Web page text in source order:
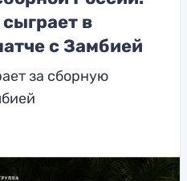
в
с Замбией
за сборную